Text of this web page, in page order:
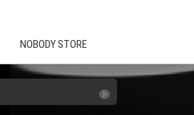
NOBODY STORE